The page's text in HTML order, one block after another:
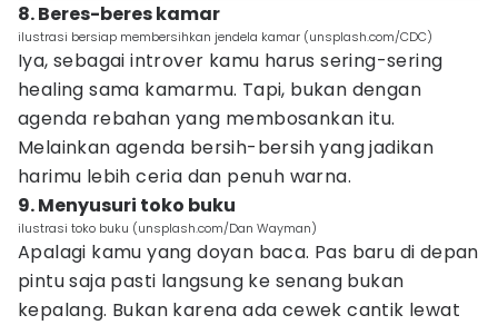
8. Beres-beres kamar
ilustrasi bersiap membersihkan jendela kamar (unsplash.com/CDC)
Iya, sebagai introver kamu harus sering-sering
healing sama kamarmu. Tapi, bukan dengan
agenda rebahan yang membosankan itu.
Melainkan agenda bersih-bersih yang jadikan
harimu lebih ceria dan penuh warna.
9. Menyusuri toko buku
ilustrasi toko buku (unsplash.com/Dan Wayman)
Apalagi kamu yang doyan baca. Pas baru di depan
pintu saja pasti langsung ke senang bukan
kepalang. Bukan karena ada cewek cantik lewat